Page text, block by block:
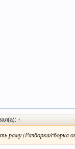
↑
раму (Разборка/сборка